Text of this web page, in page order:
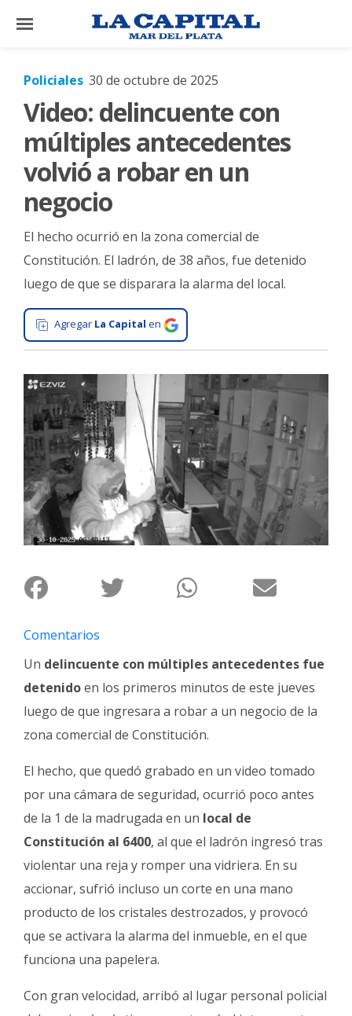
×
El
Mundo
La
Cultura
Tecnología
Gastronomía
Salud
Interés
General
La
Ciudad
Deportes
Arte
y
Espectáculos
Cartelera
de
Clasificados
Fúnebres
Policiales 30 de octubre de 2025
Video: delincuente con
múltiples antecedentes
volvió a robar en un
negocio
El hecho ocurrió en la zona comercial de
Constitución. El ladrón, de 38 años, fue detenido
luego de que se disparara la alarma del local.
Agregar La Capital en
Comentarios
Un delincuente con múltiples antecedentes fue
detenidoen los primeros minutos de este jueves
luego de que ingresara a robar a un negocio de la
zona comercial de Constitución.
El hecho, que quedó grabado en un video tomado
por una cámara de seguridad, ocurrió poco antes
de la 1 de la madrugada en un local de
Constitución al 6400, al que el ladrón ingresó tras
violentar una reja y romper una vidriera. En su
accionar, sufrió incluso un corte en una mano
producto de los cristales destrozados, y provocó
que se activara la alarma del inmueble, en el que
funciona una papelera.
Con gran velocidad, arribó al lugar personal policial